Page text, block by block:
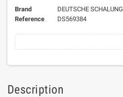
Brand
DEUTSCHE SCHALUNG
Reference
DS569384
Description